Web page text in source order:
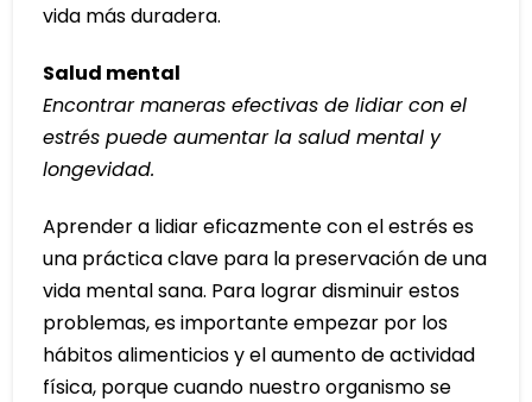
vida más duradera.
Salud mental
Encontrar maneras efectivas de lidiar con el
estrés puede aumentar la salud mental y
longevidad.
Aprender a lidiar eficazmente con el estrés es
una práctica clave para la preservación de una
vida mental sana. Para lograr disminuir estos
problemas, es importante empezar por los
hábitos alimenticios y el aumento de actividad
física, porque cuando nuestro organismo se